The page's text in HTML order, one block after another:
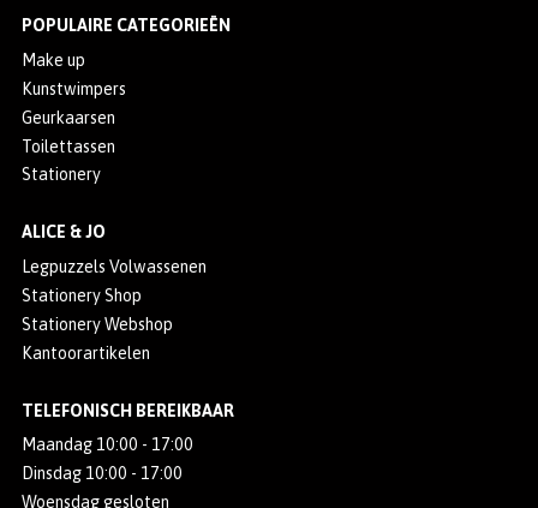
POPULAIRE CATEGORIEËN
Make up
Kunstwimpers
Geurkaarsen
Toilettassen
Stationery
ALICE & JO
Legpuzzels Volwassenen
Stationery Shop
Stationery Webshop
Kantoorartikelen
TELEFONISCH BEREIKBAAR
Maandag 10:00 - 17:00
Dinsdag 10:00 - 17:00
Woensdag gesloten